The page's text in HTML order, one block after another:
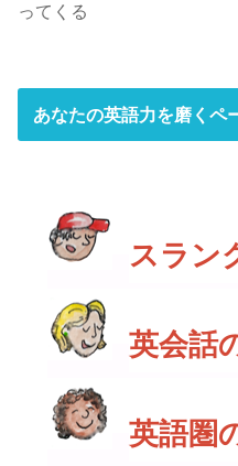
ってくる
あなたの英語力を磨くペ
スラン
英会話
英語圏